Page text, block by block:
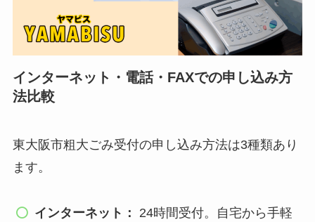
インターネット・電話・FAXでの申し込み方
法比較
東大阪市粗大ごみ受付の申し込み方法は3種類あり
ます。
インターネット：
24時間受付。自宅から手軽